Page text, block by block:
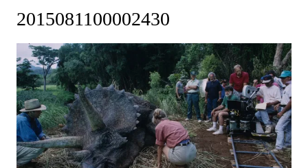
2015081100002430